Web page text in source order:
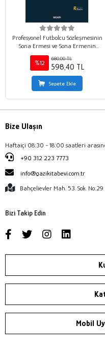
Profesyonel Futbolcu Sözleşmesinin
Sona Ermesi ve Sona Ermenin
Sonuçları
%12
680,00 TL
598,40 TL
Sepete Ekle
Bize Ulaşın
Haftaiçi 08:30 - 18:00 saatleri
+90 312 223 7773
info@gazikitabevi.com.tr
Bahçelievler Mah. 53. Sok.
Bizi Takip Edin
Mobil